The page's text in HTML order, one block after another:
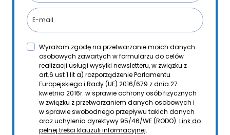
Wyrażam zgodę na przetwarzanie moich danych
osobowych zawartych w formularzu do celów
realizacji usługi wysyłki newsletteru, w związku z
art.6 ust 1 lit a) rozporządzenie Parlamentu
Europejskiego i Rady (UE) 2016/679 z dnia 27
kwietnia 2016r. w sprawie ochrony osób fizycznych
w związku z przetwarzaniem danych osobowych i
w sprawie swobodnego przepływu takich danych
oraz uchylenia dyrektywy 95/46/WE (RODO). Link do
pełnej treści klauzuli informacyjnej.